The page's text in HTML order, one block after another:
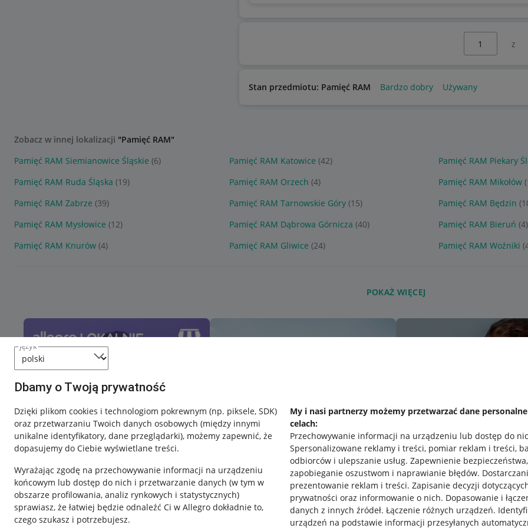
język
Dbamy o Twoją prywatność
Dzięki plikom cookies i technologiom pokrewnym (np. piksele, SDK)
oraz przetwarzaniu Twoich danych osobowych (między innymi
unikalne identyfikatory, dane przeglądarki), możemy zapewnić, że
dopasujemy do Ciebie wyświetlane treści.
Wyrażając zgodę na przechowywanie informacji na urządzeniu
końcowym lub dostęp do nich i przetwarzanie danych (w tym w
obszarze profilowania, analiz rynkowych i statystycznych)
sprawiasz, że łatwiej będzie odnaleźć Ci w Allegro dokładnie to,
czego szukasz i potrzebujesz.
My i nasi partnerzy możemy przetwarzać dane
celach:
Przechowywanie informacji na urządzeniu lub dostęp do
Spersonalizowane reklamy i treści, pomiar reklam i treści,
odbiorców i ulepszanie usług. Zapewnienie bezpieczeństwa,
zapobieganie oszustwom i naprawianie błędów.
prezentowanie reklam i treści. Zapisanie decyzji
prywatności oraz informowanie o nich. Dopasowanie i
danych z innych źródeł. Łączenie różnych urządzeń.
urządzeń na podstawie informacji przesyłanych
Stan przedmiotu: Pamięć RAM Bardzo dobry Używany
Zobacz w innej lokalizacji "Pamięć RAM"
Pamięć RAM Siemianowice Śląskie (6) Pamięć RAM Katowice (42)
Pamięć RAM Piekary
Pamięć RAM Ruda Śląska (19) Pamięć RAM Orzech (4) Pamięć RAM Mikołów
Pamięć RAM Zabrze (39) Pamięć RAM Tarnowskie Góry (15) Pamięć RAM Będzin
Pamięć RAM Mysłowice (12) Pamięć RAM Dąbrowa Górnicza (40) Pamięć RAM Bieruń (4)
Pamięć RAM Knurów (4) Pamięć RAM Gliwice (24) Pamięć RAM Woźniki
POKAŻ WIĘCEJ